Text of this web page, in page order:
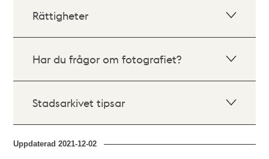
Rättigheter
Har du frågor om fotografiet?
Stadsarkivet tipsar
Uppdaterad2021-12-02